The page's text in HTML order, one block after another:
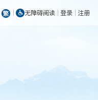
无障碍阅读 登录 注册